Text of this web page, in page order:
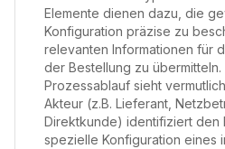
Elemente dienen dazu, die
Konfiguration präzise zu
relevanten Informationen für
der Bestellung zu übermitteln.
Prozessablauf sieht
Akteur (z.B. Lieferant,
Direktkunde) identifiziert den
spezielle Konfiguration eines